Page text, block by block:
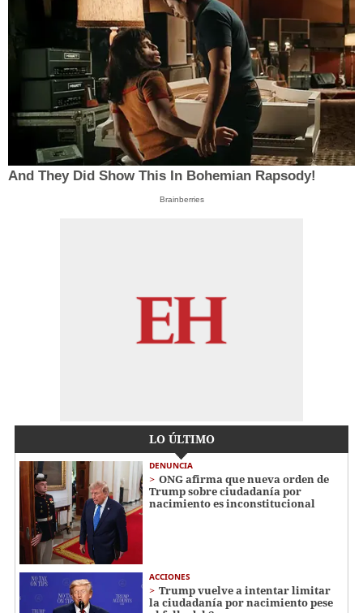
And They Did Show This In Bohemian Rapsody!
Brainberries
LO ÚLTIMO
DENUNCIA
ONG afirma que nueva orden de
Trump sobre ciudadanía por
nacimiento es inconstitucional
ACCIONES
Trump vuelve a intentar limitar
la ciudadanía por nacimiento pese